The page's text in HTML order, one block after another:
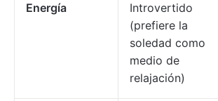
Energía
Introvertido
(prefiere la
soledad como
medio de
relajación)